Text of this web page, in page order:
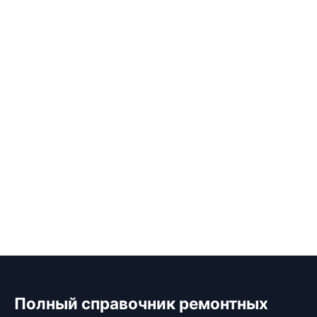
Полный справочник ремонтных